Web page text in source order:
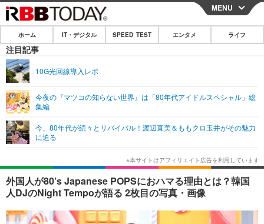
CLOSE
ホーム
IT・デジタル
ショッピング その他
SPEED TEST
エンタメ
エンタメTOP
韓国・芸能
音楽 スポーツ
ライフ
ライフTOP グルメ
ペット ショッピング
その他
リリース一覧
プッシュ通知の停止方法
MENU
ホーム IT・デジタル SPEED TEST エンタメ ライフ
注目記事
10G光回線導入レポ
今夜の『マツコの知らない世界』は「80年代アイドルスペシャル」総
集編
今、80年代が続々とリバイバル！渡辺直美＆ももクロ玉井がその魅力
に迫る
外国人が80’s Japanese POPSにおハマる理由とは？韓国
人DJのNight Tempoが語る 2枚目の写真・画像